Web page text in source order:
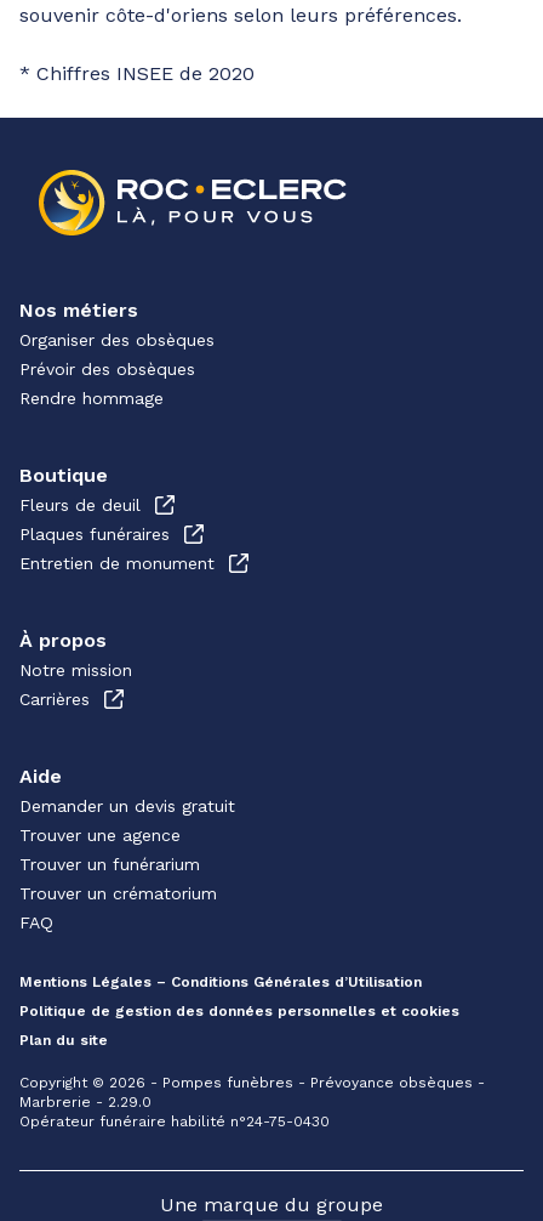
souvenir côte-d'oriens selon leurs préférences.
* Chiffres INSEE de 2020
Nos métiers
Organiser des obsèques
Prévoir des obsèques
Rendre hommage
Boutique
Fleurs de deuil
Plaques funéraires
Entretien de monument
À propos
Notre mission
Carrières
Aide
Demander un devis gratuit
Trouver une agence
Trouver un funérarium
Trouver un crématorium
FAQ
Mentions Légales – Conditions Générales d’Utilisation
Politique de gestion des données personnelles et cookies
Plan du site
Copyright © 2026 - Pompes funèbres - Prévoyance obsèques -
Marbrerie - 2.29.0
Opérateur funéraire habilité n°24-75-0430
Une marque du groupe